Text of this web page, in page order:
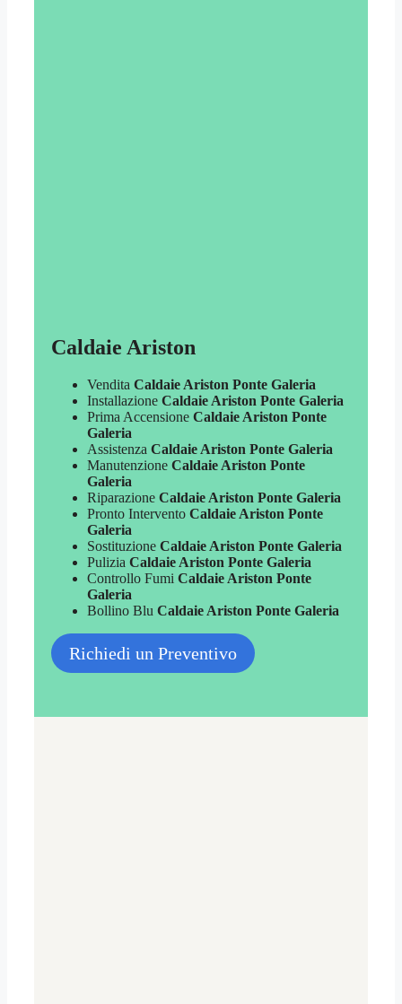
Caldaie Ariston
Vendita Caldaie Ariston Ponte Galeria
Installazione Caldaie Ariston Ponte Galeria
Prima Accensione Caldaie Ariston Ponte
Galeria
Assistenza Caldaie Ariston Ponte Galeria
Manutenzione Caldaie Ariston Ponte
Galeria
Riparazione Caldaie Ariston Ponte Galeria
Pronto Intervento Caldaie Ariston Ponte
Galeria
Sostituzione Caldaie Ariston Ponte Galeria
Pulizia Caldaie Ariston Ponte Galeria
Controllo Fumi Caldaie Ariston Ponte
Galeria
Bollino Blu Caldaie Ariston Ponte Galeria
Richiedi un Preventivo